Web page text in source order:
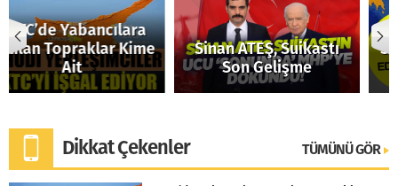
Sinan ATEŞ, Suikastı
Son Gelişme
KKTC’deki Mülk
Satışları, Genişletilmiş
İsrail İçin mi?
Dikkat Çekenler TÜMÜNÜ GÖR